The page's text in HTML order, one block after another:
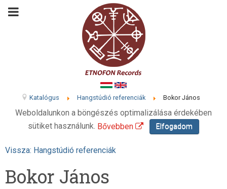
Katalógus Hangstúdió referenciák Bokor János
Weboldalunkon a böngészés optimalizálása érdekében
sütiket használunk. Bővebben Elfogadom
Vissza: Hangstúdió referenciák
Bokor János